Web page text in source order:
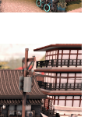
kellyhartx